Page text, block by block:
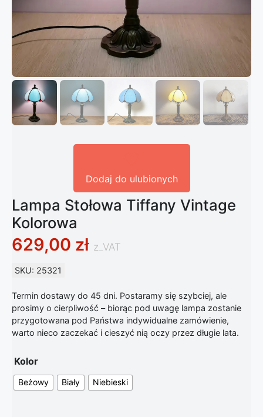
Dodaj do ulubionych
Lampa Stołowa Tiffany Vintage
Kolorowa
629,00 zł z_VAT
SKU: 25321
Termin dostawy do 45 dni. Postaramy się szybciej, ale
prosimy o cierpliwość – biorąc pod uwagę lampa zostanie
przygotowana pod Państwa indywidualne zamówienie,
warto nieco zaczekać i cieszyć nią oczy przez długie lata.
Kolor
Beżowy Biały Niebieski